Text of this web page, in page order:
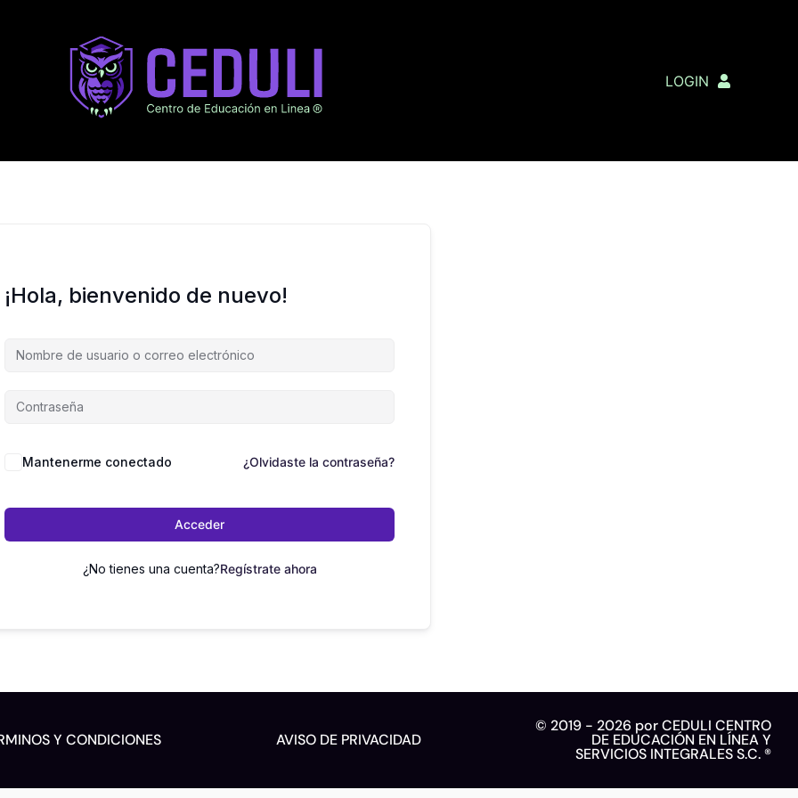
LOGIN
¡Hola, bienvenido de nuevo!
Mantenerme conectado ¿Olvidaste la contraseña?
Acceder
¿No tienes una cuenta?Regístrate ahora
Y CONDICIONES AVISO DE PRIVACIDAD
© 2019 - 2026 por CEDULI CENTRO
DE EDUCACIÓN EN LÍNEA Y
SERVICIOS INTEGRALES S.C. ®